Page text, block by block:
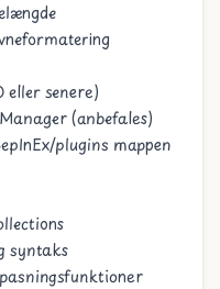
eller senere)
(anbefales)
plugins mappen
syntaks